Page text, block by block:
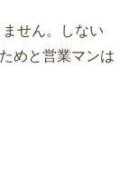
せん。しない
めと営業マンは